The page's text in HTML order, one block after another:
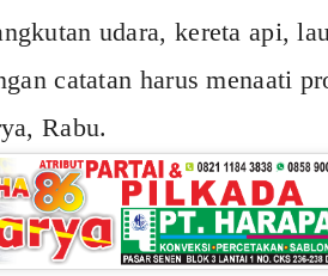
udara, kereta api,
catatan harus menaati
Rabu.